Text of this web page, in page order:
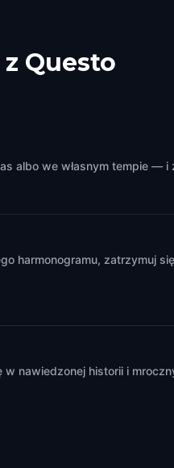
Questo
albo we własnym tempie —
harmonogramu, zatrzymuj
nawiedzonej historii i